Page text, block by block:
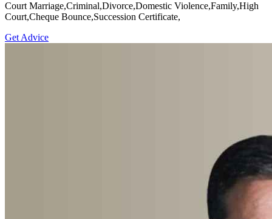
Court Marriage,Criminal,Divorce,Domestic Violence,Family,High
Court,Cheque Bounce,Succession Certificate,
Get Advice